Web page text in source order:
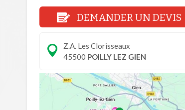
DEMANDER UN DEVIS
Z.A. Les Clorisseaux
45500 POILLY LEZ GIEN